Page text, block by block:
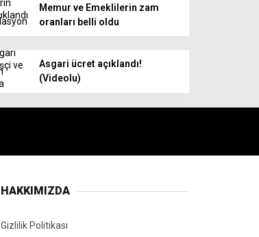
Memur ve Emeklilerin zam
oranları belli oldu
Asgari ücret açıklandı!
(Videolu)
HAKKIMIZDA
Gizlilik Politikası